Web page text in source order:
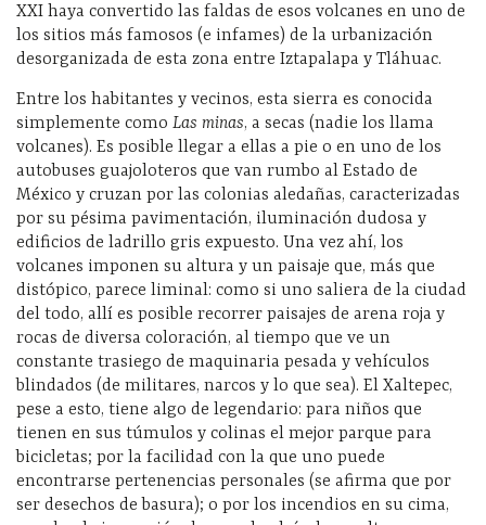
XXI haya convertido las faldas de esos volcanes en uno de
los sitios más famosos (e infames) de la urbanización
desorganizada de esta zona entre Iztapalapa y Tláhuac.
Entre los habitantes y vecinos, esta sierra es conocida
simplemente como Las minas, a secas (nadie los llama
volcanes). Es posible llegar a ellas a pie o en uno de los
autobuses guajoloteros que van rumbo al Estado de
México y cruzan por las colonias aledañas, caracterizadas
por su pésima pavimentación, iluminación dudosa y
edificios de ladrillo gris expuesto. Una vez ahí, los
volcanes imponen su altura y un paisaje que, más que
distópico, parece liminal: como si uno saliera de la ciudad
del todo, allí es posible recorrer paisajes de arena roja y
rocas de diversa coloración, al tiempo que ve un
constante trasiego de maquinaria pesada y vehículos
blindados (de militares, narcos y lo que sea). El Xaltepec,
pese a esto, tiene algo de legendario: para niños que
tienen en sus túmulos y colinas el mejor parque para
bicicletas; por la facilidad con la que uno puede
encontrarse pertenencias personales (se afirma que por
ser desechos de basura); o por los incendios en su cima,